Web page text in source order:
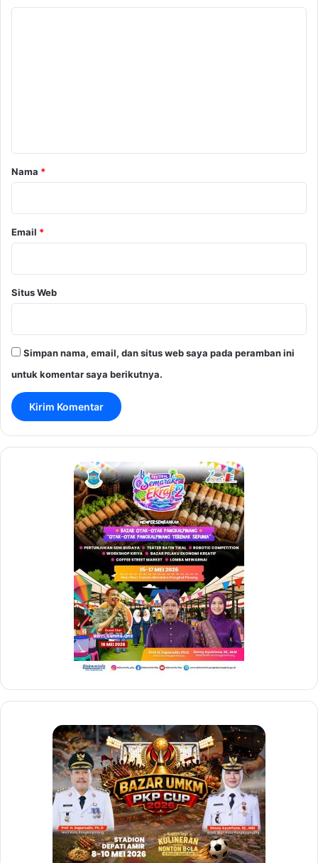
rNama *
Email *
Situs Web
Simpan nama, email, dan situs web saya pada peramban ini
untuk komentar saya berikutnya.